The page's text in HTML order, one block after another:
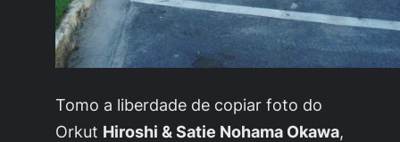
Tomo a liberdade de copiar foto do
Orkut Hiroshi & Satie Nohama Okawa,